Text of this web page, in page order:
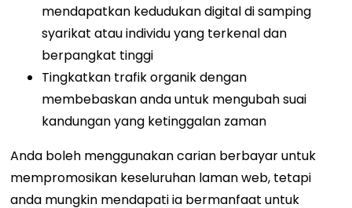
mendapatkan kedudukan digital di samping
syarikat atau individu yang terkenal dan
berpangkat tinggi
Tingkatkan trafik organik dengan
membebaskan anda untuk mengubah suai
kandungan yang ketinggalan zaman
Anda boleh menggunakan carian berbayar untuk
mempromosikan keseluruhan laman web, tetapi
anda mungkin mendapati ia bermanfaat untuk